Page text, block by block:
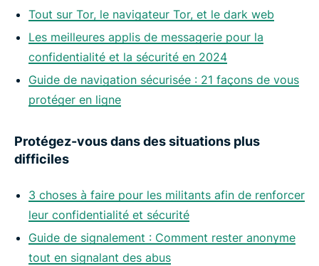
Tout sur Tor, le navigateur Tor, et le dark web
Les meilleures applis de messagerie pour la
confidentialité et la sécurité en 2024
Guide de navigation sécurisée : 21 façons de vous
protéger en ligne
Protégez-vous dans des situations plus
difficiles
3 choses à faire pour les militants afin de renforcer
leur confidentialité et sécurité
Guide de signalement : Comment rester anonyme
tout en signalant des abus